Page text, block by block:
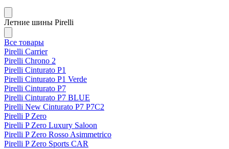
Летние шины Pirelli
Все товары
Pirelli Carrier
Pirelli Chrono 2
Pirelli Cinturato P1
Pirelli Cinturato P1 Verde
Pirelli Cinturato P7
Pirelli Cinturato P7 BLUE
Pirelli New Cinturato P7 P7C2
Pirelli P Zero
Pirelli P Zero Luxury Saloon
Pirelli P Zero Rosso Asimmetrico
Pirelli P Zero Sports CAR